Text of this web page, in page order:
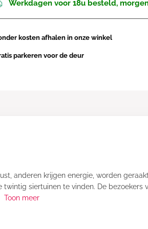
Werkdagen voor 18u besteld,
kosten afhalen in onze winkel
parkeren voor de deur
anderen krijgen energie, worden
siertuinen te vinden. De bezoekers
Toon meer